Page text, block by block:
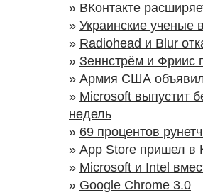
» ВКонтакте
» Украинские ученые
» Radiohead и Blur
» Зеннстрём и Фриис
» Армия США
» Microsoft выпустит
недель
» 69 процентов
» App Store пришел в
» Microsoft и Intel
» Google Chrome 3.0